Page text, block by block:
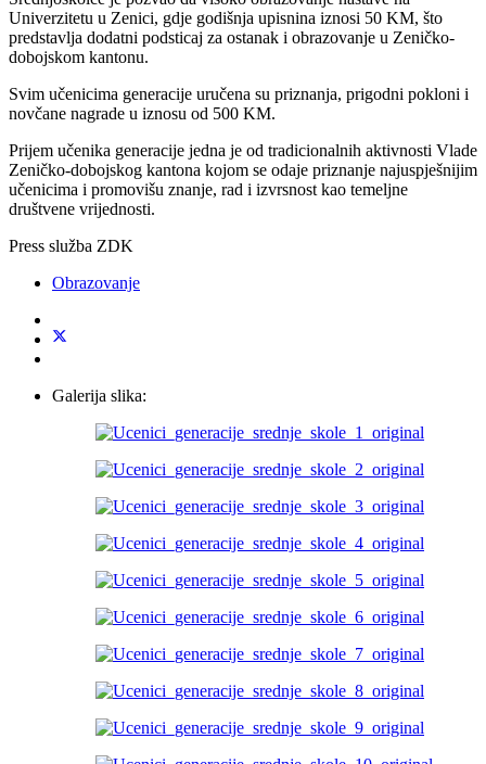
Univerzitetu u Zenici, gdje godišnja upisnina iznosi 50 KM, što
predstavlja dodatni podsticaj za ostanak i obrazovanje u Zeničko-
dobojskom kantonu.
Svim učenicima generacije uručena su priznanja, prigodni pokloni i
novčane nagrade u iznosu od 500 KM.
Prijem učenika generacije jedna je od tradicionalnih aktivnosti Vlade
Zeničko-dobojskog kantona kojom se odaje priznanje najuspješnijim
učenicima i promovišu znanje, rad i izvrsnost kao temeljne
društvene vrijednosti.
Press služba ZDK
Obrazovanje
Galerija slika: